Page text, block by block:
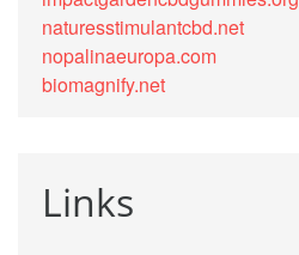
naturesstimulantcbd.net
nopalinaeuropa.com
biomagnify.net
Links